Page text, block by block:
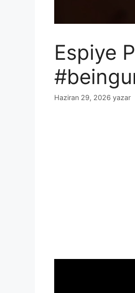
Espiye
Haziran 29, 2026 yazar